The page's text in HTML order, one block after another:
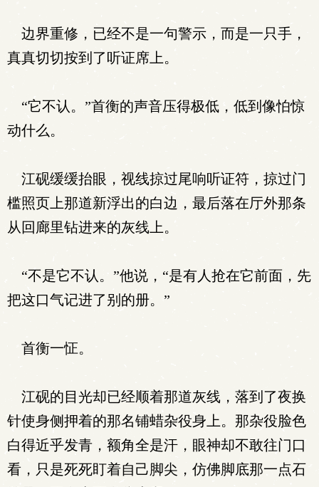
边界重修，已经不是一句警示，而是一只手，
真真切切按到了听证席上。
“它不认。”首衡的声音压得极低，低到像怕惊
动什么。
江砚缓缓抬眼，视线掠过尾响听证符，掠过门
槛照页上那道新浮出的白边，最后落在厅外那条
从回廊里钻进来的灰线上。
“不是它不认。”他说，“是有人抢在它前面，先
把这口气记进了别的册。”
首衡一怔。
江砚的目光却已经顺着那道灰线，落到了夜换
针使身侧押着的那名铺蜡杂役身上。那杂役脸色
白得近乎发青，额角全是汗，眼神却不敢往门口
看，只是死死盯着自己脚尖，仿佛脚底那一点石